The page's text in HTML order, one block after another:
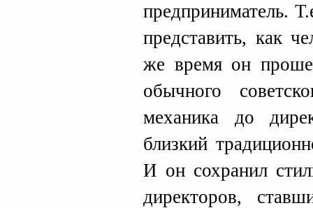
предприниматель.
представить, как
же время он
обычного
механика до
близкий
И он сохранил
директоров,